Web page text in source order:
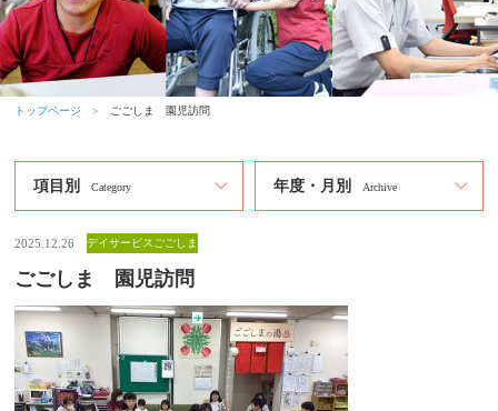
トップページ ＞ ごごしま 園児訪問
項目別 Category 年度・月別 Archive
2025.12.26 デイサービスごごしま
ごごしま 園児訪問